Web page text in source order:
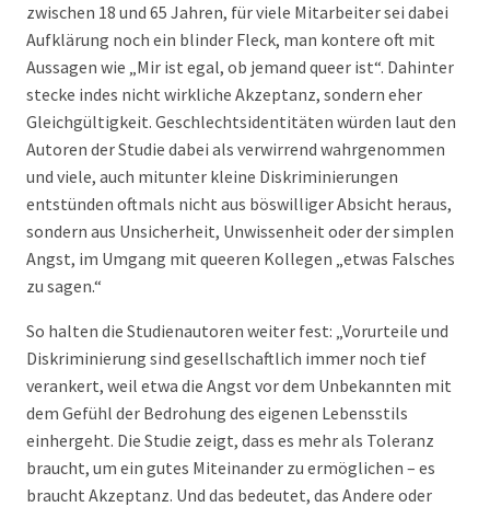
zwischen 18 und 65 Jahren, für viele Mitarbeiter sei dabei
Aufklärung noch ein blinder Fleck, man kontere oft mit
Aussagen wie „Mir ist egal, ob jemand queer ist“. Dahinter
stecke indes nicht wirkliche Akzeptanz, sondern eher
Gleichgültigkeit. Geschlechtsidentitäten würden laut den
Autoren der Studie dabei als verwirrend wahrgenommen
und viele, auch mitunter kleine Diskriminierungen
entstünden oftmals nicht aus böswilliger Absicht heraus,
sondern aus Unsicherheit, Unwissenheit oder der simplen
Angst, im Umgang mit queeren Kollegen „etwas Falsches
zu sagen.“
So halten die Studienautoren weiter fest: „Vorurteile und
Diskriminierung sind gesellschaftlich immer noch tief
verankert, weil etwa die Angst vor dem Unbekannten mit
dem Gefühl der Bedrohung des eigenen Lebensstils
einhergeht. Die Studie zeigt, dass es mehr als Toleranz
braucht, um ein gutes Miteinander zu ermöglichen – es
braucht Akzeptanz. Und das bedeutet, das Andere oder